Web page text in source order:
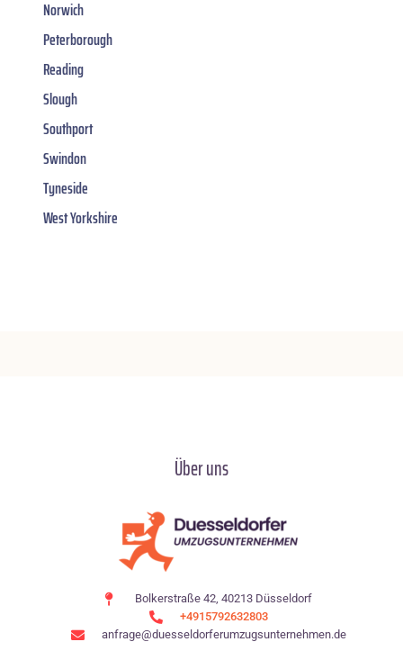
Norwich
Peterborough
Reading
Slough
Southport
Swindon
Tyneside
West Yorkshire
Über uns
Bolkerstraße 42, 40213 Düsseldorf
+4915792632803
anfrage@duesseldorferumzugsunternehmen.de